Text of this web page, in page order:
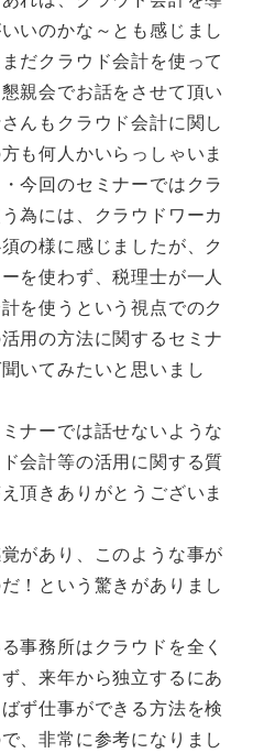
いのかな～とも感じまし
だクラウド会計を使って
親会でお話をさせて頂い
んもクラウド会計に関し
も何人かいらっしゃいま
今回のセミナーではクラ
為には、クラウドワーカ
の様に感じましたが、ク
を使わず、税理士が一人
を使うという視点でのク
用の方法に関するセミナ
いてみたいと思いまし
ナーでは話せないような
会計等の活用に関する質
頂きありがとうございま
があり、このような事が
！という驚きがありまし
事務所はクラウドを全く
、来年から独立するにあ
ず仕事ができる方法を検
、非常に参考になりまし